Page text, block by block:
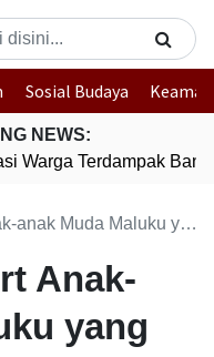
Sosial Budaya
NEWS:
Warga Terdampak
yang Miliki Potensi Olahraga Sepak Bola
Anak-
yang